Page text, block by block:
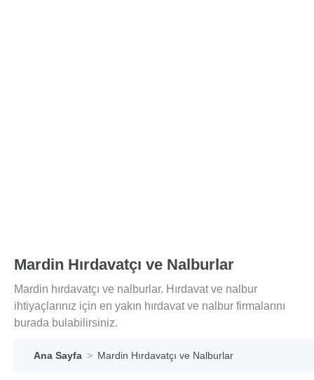
Mardin Hırdavatçı ve Nalburlar
Mardin hırdavatçı ve nalburlar. Hırdavat ve nalbur
ihtiyaçlarınız için en yakın hırdavat ve nalbur firmalarını
burada bulabilirsiniz.
Ana Sayfa Mardin Hırdavatçı ve Nalburlar